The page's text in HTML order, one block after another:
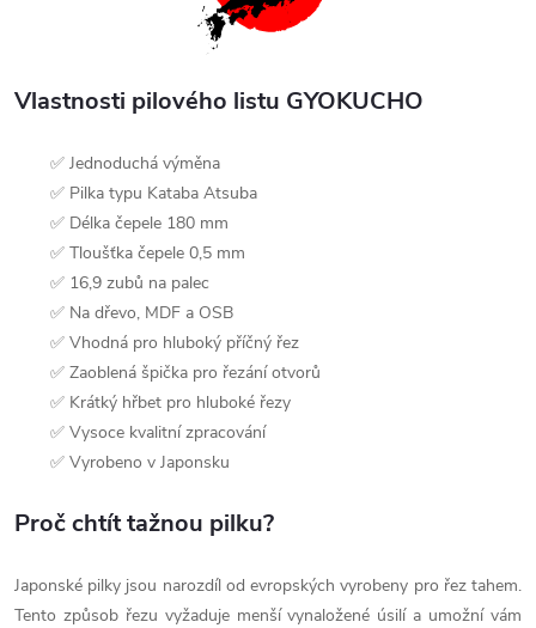
Vlastnosti pilového listu GYOKUCHO
✅ Jednoduchá výměna
✅ Pilka typu Kataba Atsuba
✅ Délka čepele 180 mm
✅ Tloušťka čepele 0,5 mm
✅ 16,9 zubů na palec
✅ Na dřevo, MDF a OSB
✅ Vhodná pro hluboký příčný řez
✅ Zaoblená špička pro řezání otvorů
✅ Krátký hřbet pro hluboké řezy
✅ Vysoce kvalitní zpracování
✅ Vyrobeno v Japonsku
Proč chtít tažnou pilku?
Japonské pilky jsou narozdíl od evropských vyrobeny pro řez tahem.
Tento způsob řezu vyžaduje menší vynaložené úsilí a umožní vám